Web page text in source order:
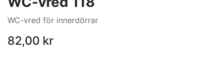
WC-vred för innerdörrar
82,00 kr